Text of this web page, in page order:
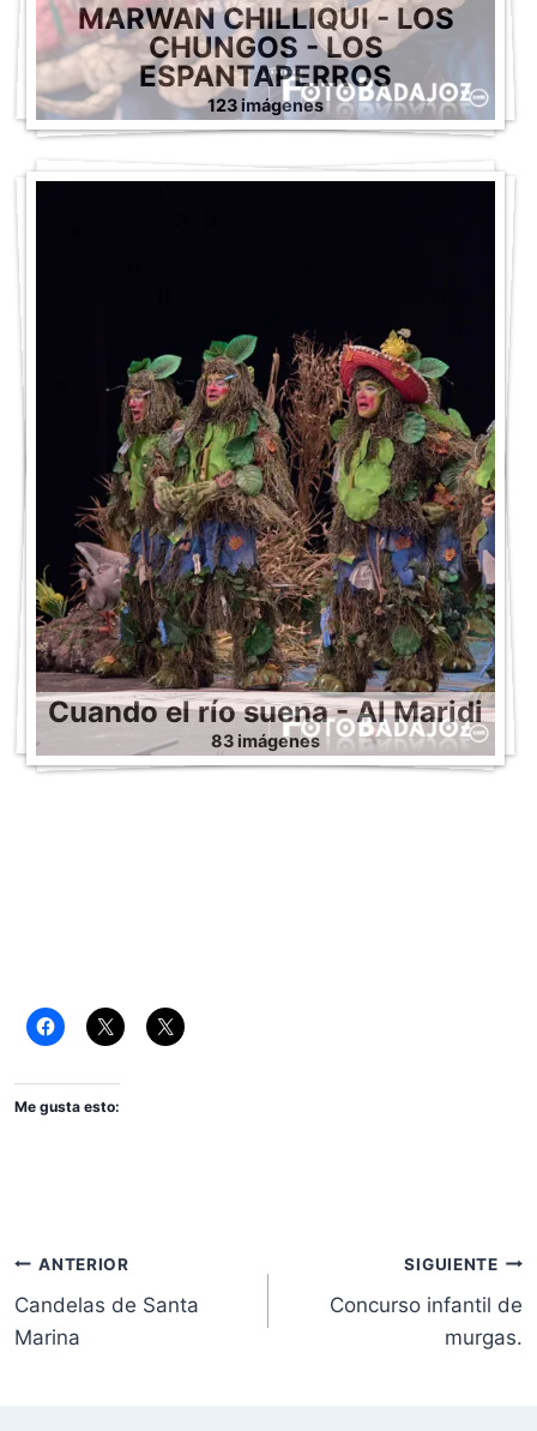
MARWAN CHILLIQUI - LOS
CHUNGOS - LOS
ESPANTAPERROS
123 imágenes
Cuando el río suena - Al Maridi
83 imágenes
Me gusta esto:
Navegación
de
ANTERIOR
Candelas de Santa
Marina
SIGUIENTE
Concurso infantil de
murgas.